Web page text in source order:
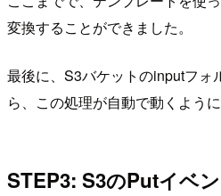
変換することができました。
最後に、S3バケットのinputフォ
ら、この処理が自動で動くように
STEP3: S3のPutイベ